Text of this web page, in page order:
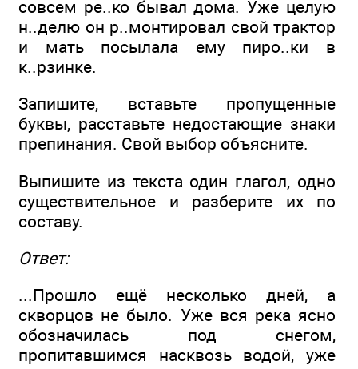
совсем ре..ко бывал дома. Уже целую
н..делю он р..монтировал свой трактор
и мать посылала ему пиро..ки в
к..рзинке.
Запишите, вставьте пропущенные
буквы, расставьте недостающие знаки
препинания. Свой выбор объясните.
Выпишите из текста один глагол, одно
существительное и разберите их по
составу.
Ответ:
...Прошло ещё несколько дней, а
скворцов не было. Уже вся река ясно
обозначилась под снегом,
пропитавшимся насквозь водой, уже